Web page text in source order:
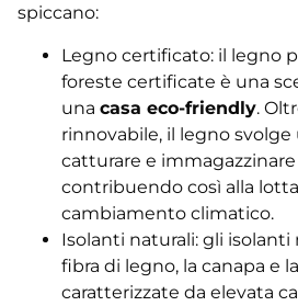
spiccano:
Legno certificato: il legno
foreste certificate è una
una casa eco-friendly.
rinnovabile, il legno
catturare e
contribuendo così alla
cambiamento climatico.
Isolanti naturali: gli isolanti
fibra di legno, la canapa e
caratterizzate da elevata